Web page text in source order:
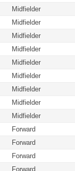
Midfielder
Midfielder
Midfielder
Midfielder
Midfielder
Midfielder
Midfielder
Midfielder
Midfielder
Forward
Forward
Forward
Forward